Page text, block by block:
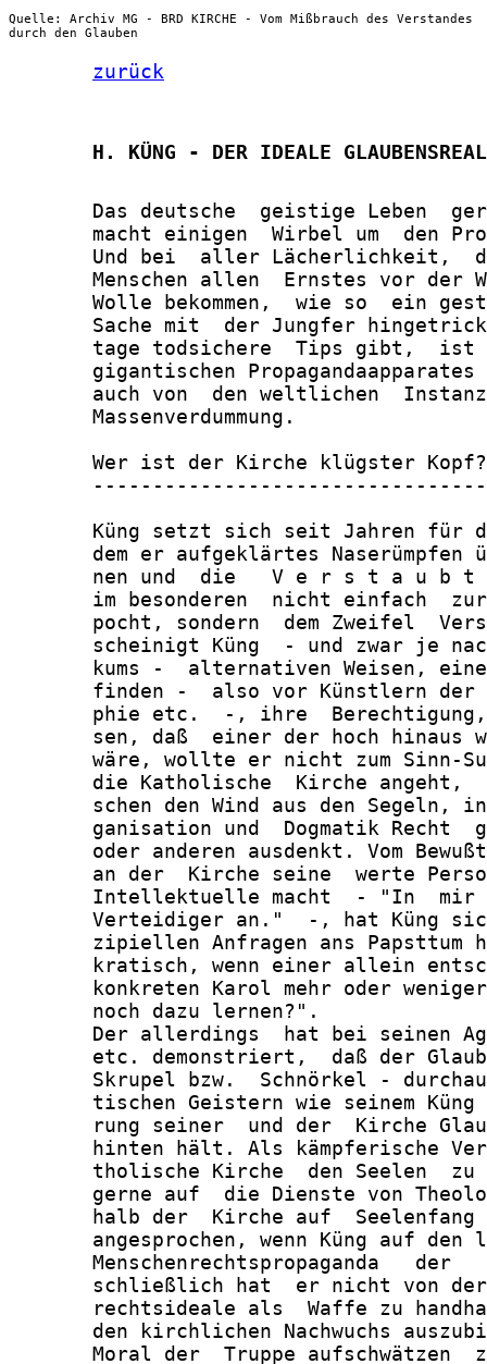
Quelle: Archiv MG - BRD KIRCHE - Vom Mißbrauch des Verstandes
durch den Glauben
zurück
H. KÜNG - DER IDEALE